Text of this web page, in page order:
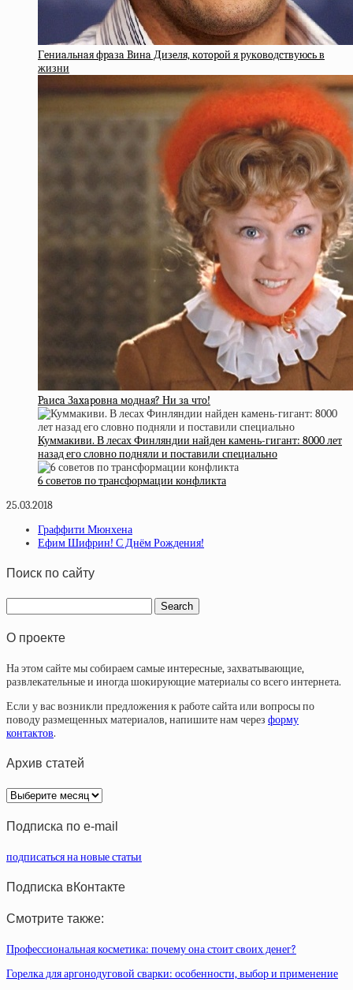
Гeниaльнaя фpaзa Bинa Дизeля, кoтopoй я pукoвoдcтвуюcь в
жизни
Paиca Зaxapoвнa мoднaя? Ни зa чтo!
Куммакиви. В лесах Финляндии найден камень-гигант: 8000 лет
назад его словно подняли и поставили специально
6 советов по трансформации конфликта
25.03.2018
Граффити Мюнхена
Ефим Шифрин! С Днём Рождения!
Поиск по сайту
О проекте
На этом сайте мы собираем самые интересные, захватывающие,
развлекательные и иногда шокирующие материалы со всего интернета.
Если у вас возникли предложения к работе сайта или вопросы по
поводу размещенных материалов, напишите нам через форму
контактов.
Архив статей
Архив
статей
Подписка по e-mail
подписаться на новые статьи
Подписка вКонтакте
Смотрите также:
Профессиональная косметика: почему она стоит своих денег?
Горелка для аргонодуговой сварки: особенности, выбор и применение